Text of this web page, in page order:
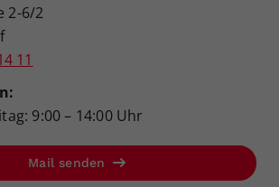
2-6/2
11
9:00 – 14:00 Uhr
Mail senden